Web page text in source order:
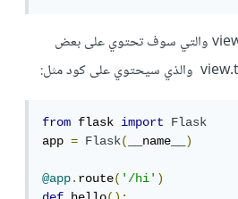
وقمت بتعريف حزمة باسم view والتي سوف تحتوي على بعض
from flask import
Flask
app = Flask( __name__)
@app.route('/hi')